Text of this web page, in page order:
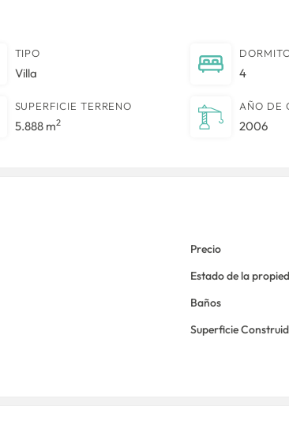
TIPO
Villa 4
SUPERFICIE TERRENO
5.888 m2
AÑO DE
2006
Precio
Estado de la
Baños
Superficie